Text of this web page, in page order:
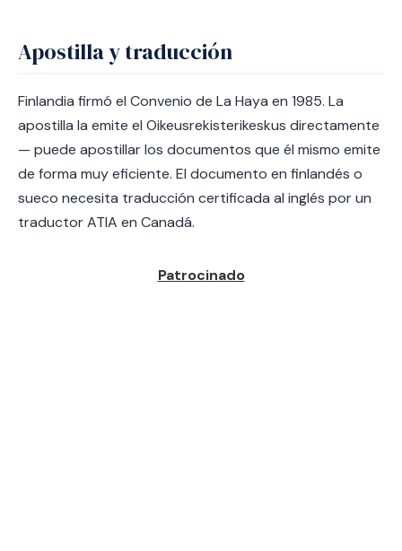
Apostilla y traducción
Finlandia firmó el Convenio de La Haya en 1985. La
apostilla la emite el Oikeusrekisterikeskus directamente
— puede apostillar los documentos que él mismo emite
de forma muy eficiente. El documento en finlandés o
sueco necesita traducción certificada al inglés por un
traductor ATIA en Canadá.